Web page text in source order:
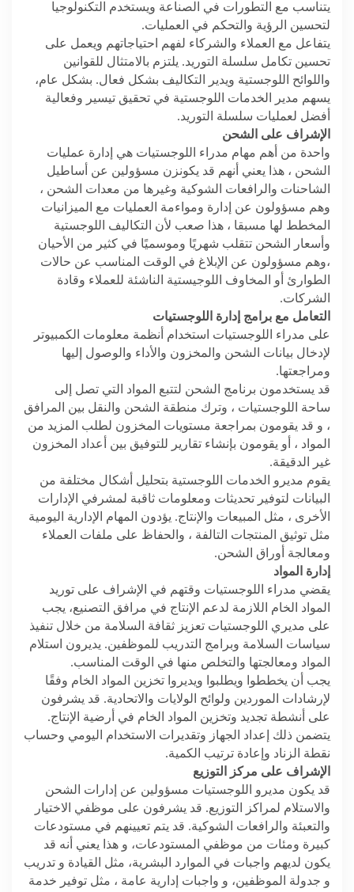
يتناسب مع التطورات في الصناعة ويستخدم التكنولوجيا
لتحسين الرؤية والتحكم في العمليات.
يتفاعل مع العملاء والشركاء لفهم احتياجاتهم ويعمل على
تحسين تكامل سلسلة التوريد. يلتزم بالامتثال للقوانين
واللوائح اللوجستية ويدير التكاليف بشكل فعال. بشكل عام،
يسهم مدير الخدمات اللوجستية في تحقيق تيسير وفعالية
أفضل لعمليات سلسلة التوريد.
الإشراف على الشحن
واحدة من أهم مهام مدراء اللوجستيات هي إدارة عمليات
الشحن ، هذا يعني أنهم قد يكونزن مسؤولين عن أساطيل
الشاحنات والرافعات الشوكية وغيرها من معدات الشحن ،
وهم مسؤولون عن إدارة ومواءمة العمليات مع الميزانيات
المخطط لها مسبقا ، هذا صعب لأن التكاليف اللوجستية
وأسعار الشحن تتقلب شهريًا وموسميًا في كثير من الأحيان
،وهم مسؤولون عن الإبلاغ في الوقت المناسب عن حالات
الطوارئ أو المخاوف اللوجيستية الناشئة للعملاء وقادة
الشركات.
التعامل مع برامج إدارة اللوجستيات
على مدراء اللوجستيات استخدام أنظمة معلومات الكمبيوتر
لإدخال بيانات الشحن والمخزون والأداء والوصول إليها
ومراجعتها.
قد يستخدمون برنامج الشحن لتتبع المواد التي تصل إلى
ساحة اللوجستيات ، وترك منطقة الشحن والنقل بين المرافق
، و قد يقومون بمراجعة مستويات المخزون لطلب المزيد من
المواد ، أو يقومون بإنشاء تقارير للتوفيق بين أعداد المخزون
غير الدقيقة.
يقوم مديرو الخدمات اللوجستية بتحليل أشكال مختلفة من
البيانات لتوفير تحديثات ومعلومات ثاقبة لمشرفي الإدارات
الأخرى ، مثل المبيعات والإنتاج. يؤدون المهام الإدارية اليومية
مثل توثيق المنتجات التالفة ، والحفاظ على ملفات العملاء
ومعالجة أوراق الشحن.
إدارة المواد
يقضي مدراء اللوجستيات وقتهم في الإشراف على توريد
المواد الخام اللازمة لدعم الإنتاج في مرافق التصنيع، يجب
على مديري اللوجستيات تعزيز ثقافة السلامة من خلال تنفيذ
سياسات السلامة وبرامج التدريب للموظفين. يديرون استلام
المواد ومعالجتها والتخلص منها في الوقت المناسب.
يجب أن يخططوا ويطلبوا ويديروا تخزين المواد الخام وفقًا
لإرشادات الموردين ولوائح الولايات والاتحادية. قد يشرفون
على أنشطة تجديد وتخزين المواد الخام في أرضية الإنتاج.
يتضمن ذلك إعداد الجهاز وتقديرات الاستخدام اليومي وحساب
نقطة الزناد وإعادة ترتيب الكمية.
الإشراف على مركز التوزيع
قد يكون مديرو اللوجستيات مسؤولين عن إدارات الشحن
والاستلام لمراكز التوزيع. قد يشرفون على موظفي الاختيار
والتعبئة والرافعات الشوكية. قد يتم تعيينهم في مستودعات
كبيرة ومئات من موظفي المستودعات، و هذا يعني أنه قد
يكون لديهم واجبات في الموارد البشرية، مثل القيادة و تدريب
و جدولة الموظفين، و واجبات إدارية عامة ، مثل توفير خدمة